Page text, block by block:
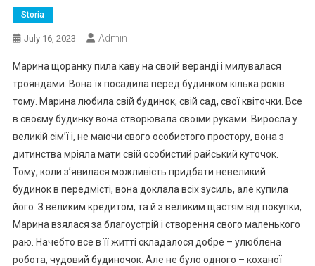
Storia
July 16, 2023 Admin
Марина щоранку пила каву на своїй веранді і милувалася
трояндами. Вона їх посадила перед будинком кілька років
тому. Марина любила свій будинок, свій сад, свої квіточки. Все
в своєму будинку вона створювала своїми руками. Виросла у
великій сім’ї і, не маючи свого особистого простору, вона з
дитинства мріяла мати свій особистий райський куточок.
Тому, коли з’явилася можливість придбати невеликий
будинок в передмісті, вона доклала всіх зусиль, але купила
його. З великим кредитом, та й з великим щастям від покупки,
Марина взялася за благоустрій і створення свого маленького
раю. Начебто все в її житті складалося добре – улюблена
робота, чудовий будиночок. Але не було одного – коханої